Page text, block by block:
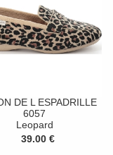
DE L ESPADRILLE
6057
Leopard
39.00 €